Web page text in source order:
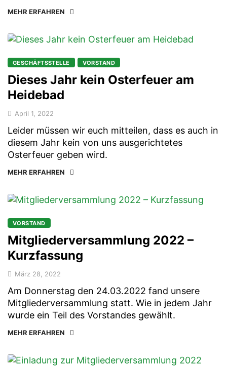
MEHR ERFAHREN
GESCHÄFTSSTELLE VORSTAND
Dieses Jahr kein Osterfeuer am
Heidebad
April 1, 2022
Leider müssen wir euch mitteilen, dass es auch in
diesem Jahr kein von uns ausgerichtetes
Osterfeuer geben wird.
MEHR ERFAHREN
VORSTAND
Mitgliederversammlung 2022 –
Kurzfassung
März 28, 2022
Am Donnerstag den 24.03.2022 fand unsere
Mitgliederversammlung statt. Wie in jedem Jahr
wurde ein Teil des Vorstandes gewählt.
MEHR ERFAHREN